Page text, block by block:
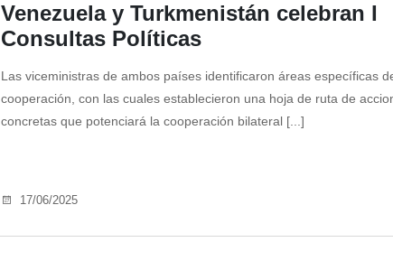
Venezuela y Turkmenistán celebran I
Consultas Políticas
Las viceministras de ambos países identificaron áreas específicas
cooperación, con las cuales establecieron una hoja de ruta de
concretas que potenciará la cooperación bilateral [...]
17/06/2025